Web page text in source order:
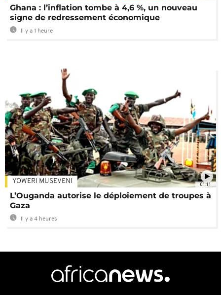
Ghana : l’inflation tombe à 4,6 %, un nouveau
signe de redressement économique
Il y a 1 heure
01:11
YOWERI MUSEVENI
L’Ouganda autorise le déploiement de troupes à
Gaza
Il y a 4 heures